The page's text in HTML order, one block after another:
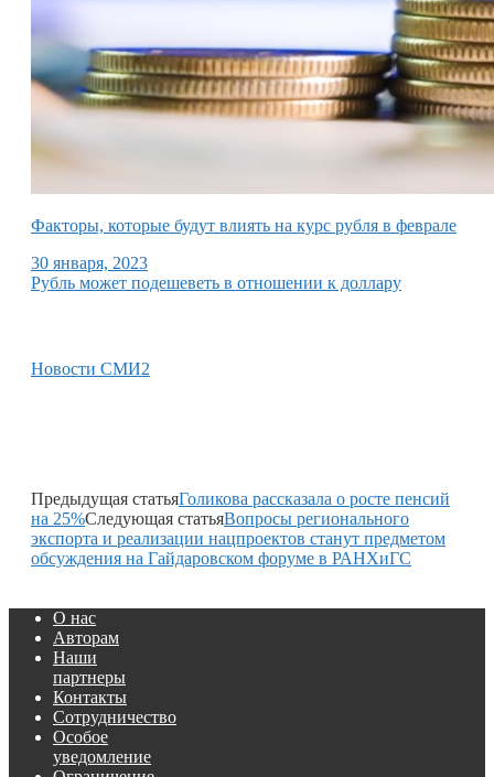
Факторы, которые будут влиять на курс рубля в феврале
30 января, 2023
Рубль может подешеветь в отношении к доллару
Новости СМИ2
Предыдущая статьяГоликова рассказала о росте пенсий
на 25%Следующая статьяВопросы регионального
экспорта и реализации нацпроектов станут предметом
обсуждения на Гайдаровском форуме в РАНХиГС
О нас
Авторам
Наши
партнеры
Контакты
Сотрудничество
Особое
уведомление